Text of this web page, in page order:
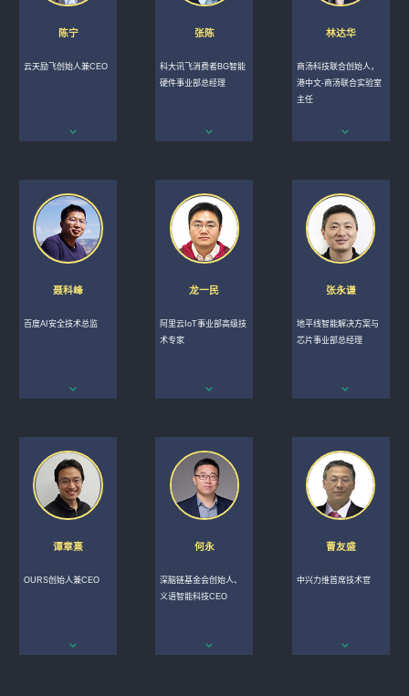
陈宁
云天励飞创始人兼CEO
张陈
科大讯飞消费者BG智能
硬件事业部总经理
林达华
商汤科技联合创始人，
港中文-商汤联合实验室
主任
聂科峰
百度AI安全技术总监
龙一民
阿里云IoT事业部高级技
术专家
张永谦
地平线智能解决方案与
芯片事业部总经理
谭章熹
OURS创始人兼CEO
何永
深脑链基金会创始人、
义语智能科技CEO
曹友盛
中兴力维首席技术官